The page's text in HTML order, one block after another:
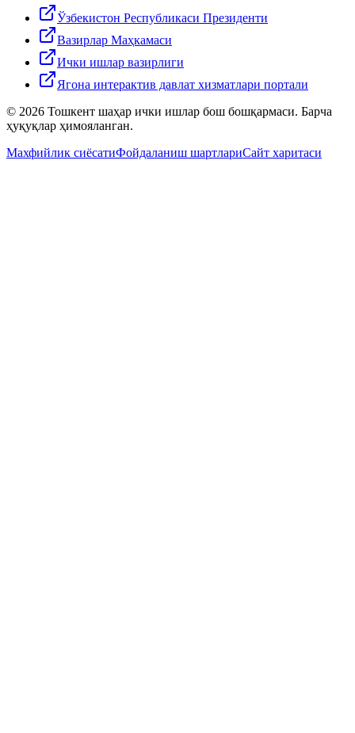
Ўзбекистон Республикаси Президенти
Вазирлар Маҳкамаси
Ички ишлар вазирлиги
Ягона интерактив давлат хизматлари портали
© 2026 Тошкент шаҳар ички ишлар бош бошқармаси. Барча
ҳуқуқлар ҳимояланган.
Махфийлик сиёсатиФойдаланиш шартлариСайт харитаси